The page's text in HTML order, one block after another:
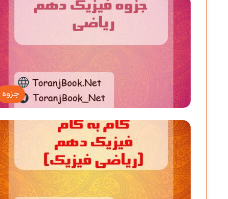
جزوه